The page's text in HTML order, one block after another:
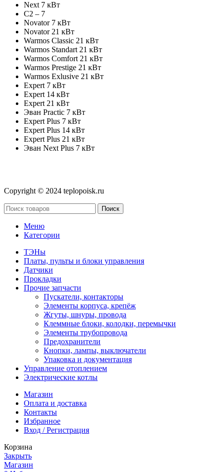
Next 7 кВт
С2 – 7
Novator 7 кВт
Novator 21 кВт
Warmos Classic 21 кВт
Warmos Standart 21 кВт
Warmos Comfort 21 кВт
Warmos Prestige 21 кВт
Warmos Exlusive 21 кВт
Expert 7 кВт
Expert 14 кВт
Expert 21 кВт
Эван Practic 7 кВт
Expert Plus 7 кВт
Expert Plus 14 кВт
Expert Plus 21 кВт
Эван Next Plus 7 кВт
Copyright © 2024 teplopoisk.ru
Поиск
Меню
Категории
ТЭНы
Платы, пульты и блоки управления
Датчики
Прокладки
Прочие запчасти
Пускатели, контакторы
Элементы корпуса, крепёж
Жгуты, шнуры, провода
Клеммные блоки, колодки, перемычки
Элементы трубопровода
Предохранители
Кнопки, лампы, выключатели
Упаковка и документация
Управление отоплением
Электрические котлы
Магазин
Оплата и доставка
Контакты
Избранное
Вход / Регистрация
Корзина
Закрыть
Магазин